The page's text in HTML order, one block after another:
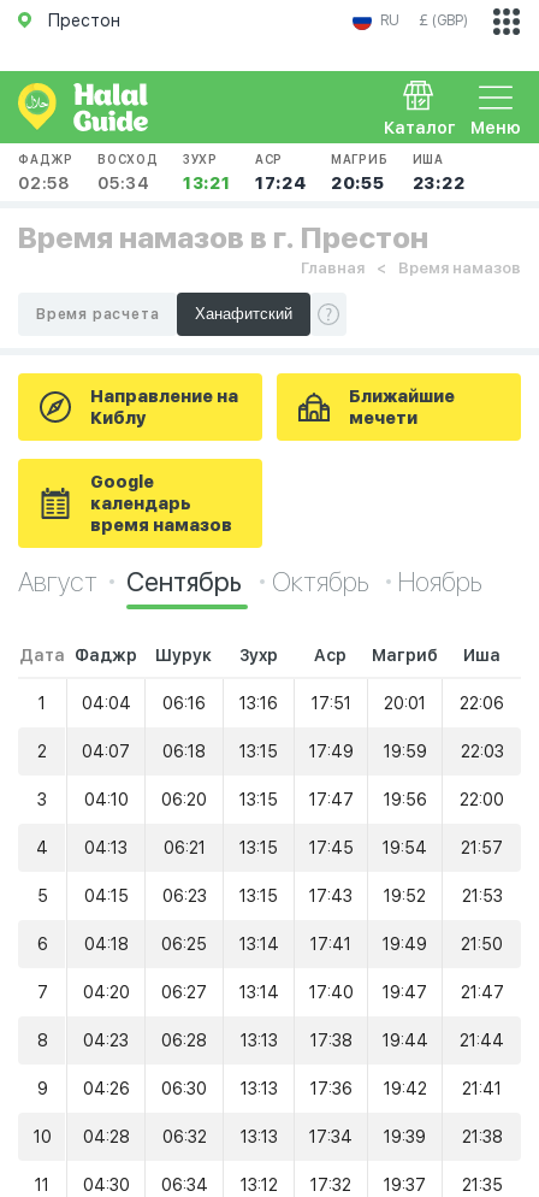
Престон RU £ (GBP)
Меню
Каталог
ФАДЖР
02:58
ВОСХОД
05:34
ЗУХР
13:21
АСР
17:24
МАГРИБ
20:55
ИША
23:22
Время намазов в г. Престон
Главная Время намазов
Время расчета
Направление на
Киблу
Ближайшие
мечети
Google
календарь
время намазов
Август Сентябрь Октябрь Ноябрь
Дата Фаджр Шурук Зухр Аср Магриб Иша
1 04:04 06:16 13:16 17:51 20:01 22:06
2 04:07 06:18 13:15 17:49 19:59 22:03
3 04:10 06:20 13:15 17:47 19:56 22:00
4 04:13 06:21 13:15 17:45 19:54 21:57
5 04:15 06:23 13:15 17:43 19:52 21:53
6 04:18 06:25 13:14 17:41 19:49 21:50
7 04:20 06:27 13:14 17:40 19:47 21:47
8 04:23 06:28 13:13 17:38 19:44 21:44
9 04:26 06:30 13:13 17:36 19:42 21:41
10 04:28 06:32 13:13 17:34 19:39 21:38
11 04:30 06:34 13:12 17:32 19:37 21:35